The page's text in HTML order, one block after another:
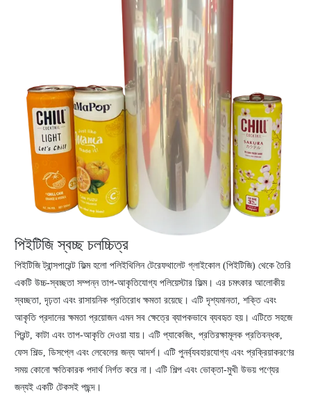
পিইটিজি স্বচ্ছ চলচ্চিত্র
পিইটিজি ট্রান্সপারেন্ট ফিল্ম হলো পলিইথিলিন টেরেফথালেট গ্লাইকোল (পিইটিজি) থেকে তৈরি
একটি উচ্চ-স্বচ্ছতা সম্পন্ন তাপ-আকৃতিযোগ্য পলিয়েস্টার ফিল্ম। এর চমৎকার আলোকীয়
স্বচ্ছতা, দৃঢ়তা এবং রাসায়নিক প্রতিরোধ ক্ষমতা রয়েছে। এটি দৃশ্যমানতা, শক্তি এবং
আকৃতি প্রদানের ক্ষমতা প্রয়োজন এমন সব ক্ষেত্রে ব্যাপকভাবে ব্যবহৃত হয়। এটিতে সহজে
প্রিন্ট, কাটা এবং তাপ-আকৃতি দেওয়া যায়। এটি প্যাকেজিং, প্রতিরক্ষামূলক প্রতিবন্ধক,
ফেস শিল্ড, ডিসপ্লে এবং লেবেলের জন্য আদর্শ। এটি পুনর্ব্যবহারযোগ্য এবং প্রক্রিয়াকরণের
সময় কোনো ক্ষতিকারক পদার্থ নির্গত করে না। এটি শিল্প এবং ভোক্তা-মুখী উভয় পণ্যের
জন্যই একটি টেকসই পছন্দ।